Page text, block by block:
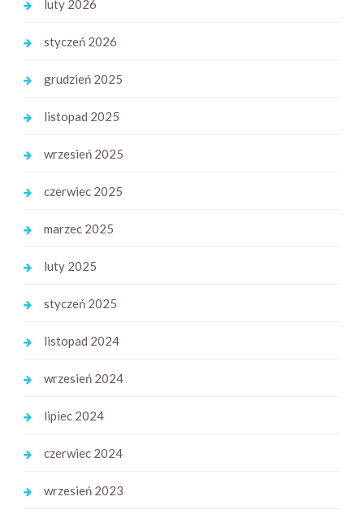
luty 2026
styczeń 2026
grudzień 2025
listopad 2025
wrzesień 2025
czerwiec 2025
marzec 2025
luty 2025
styczeń 2025
listopad 2024
wrzesień 2024
lipiec 2024
czerwiec 2024
wrzesień 2023